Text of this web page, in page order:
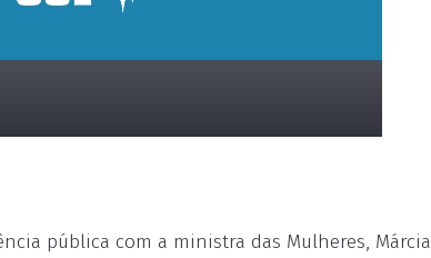
pública com a ministra das Mulheres, Márcia